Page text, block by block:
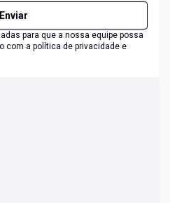
Enviar
para que a nossa equipe possa
com a política de privacidade e